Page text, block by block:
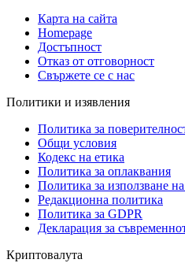
Карта на сайта
Homepage
Достъпност
Отказ от отговорност
Свържете се с нас
Политики и изявления
Политика за
Общи условия
Кодекс на етика
Политика за оплаквания
Политика за използване
Редакционна политика
Политика за GDPR
Декларация за
Криптовалута